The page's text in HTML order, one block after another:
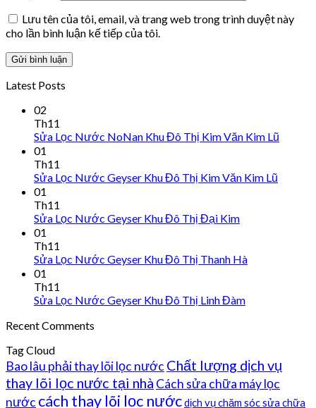
Lưu tên của tôi, email, và trang web trong trình duyệt này
cho lần bình luận kế tiếp của tôi.
Latest Posts
02
Th11
Sửa Lọc Nước NoNan Khu Đô Thị Kim Văn Kim Lũ
01
Th11
Sửa Lọc Nước Geyser Khu Đô Thị Kim Văn Kim Lũ
01
Th11
Sửa Lọc Nước Geyser Khu Đô Thị Đại Kim
01
Th11
Sửa Lọc Nước Geyser Khu Đô Thị Thanh Hà
01
Th11
Sửa Lọc Nước Geyser Khu Đô Thị Linh Đàm
Recent Comments
Tag Cloud
Bao lâu phải thay lõi lọc nước Chất lượng dịch vụ
thay lõi lọc nước tại nhà Cách sửa chữa máy lọc
nước cách thay lõi lọc nướcdịch vụ chăm sóc sửa chữa